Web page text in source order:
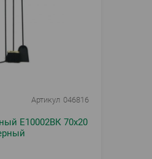
Артикул 046816
Е10002ВК 70х20